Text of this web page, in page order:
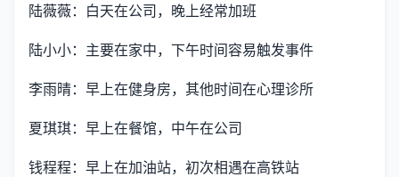
陆薇薇：白天在公司，晚上经常加班
陆小小：主要在家中，下午时间容易触发事件
李雨晴：早上在健身房，其他时间在心理诊所
夏琪琪：早上在餐馆，中午在公司
钱程程：早上在加油站，初次相遇在高铁站